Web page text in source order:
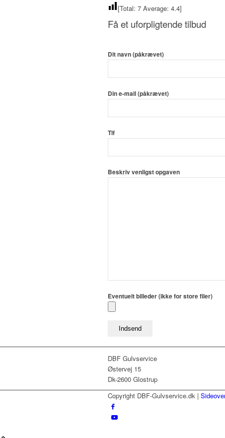
[Total: 7 Average: 4.4]
Få et uforpligtende tilbud
Dit navn (påkrævet)
Din e-mail (påkrævet)
Tlf
Beskriv venligst opgaven
Eventuelt billeder (ikke for store filer)
DBF Gulvservice
Østervej 15
Dk-2600 Glostrup
Copyright DBF-Gulvservice.dk |